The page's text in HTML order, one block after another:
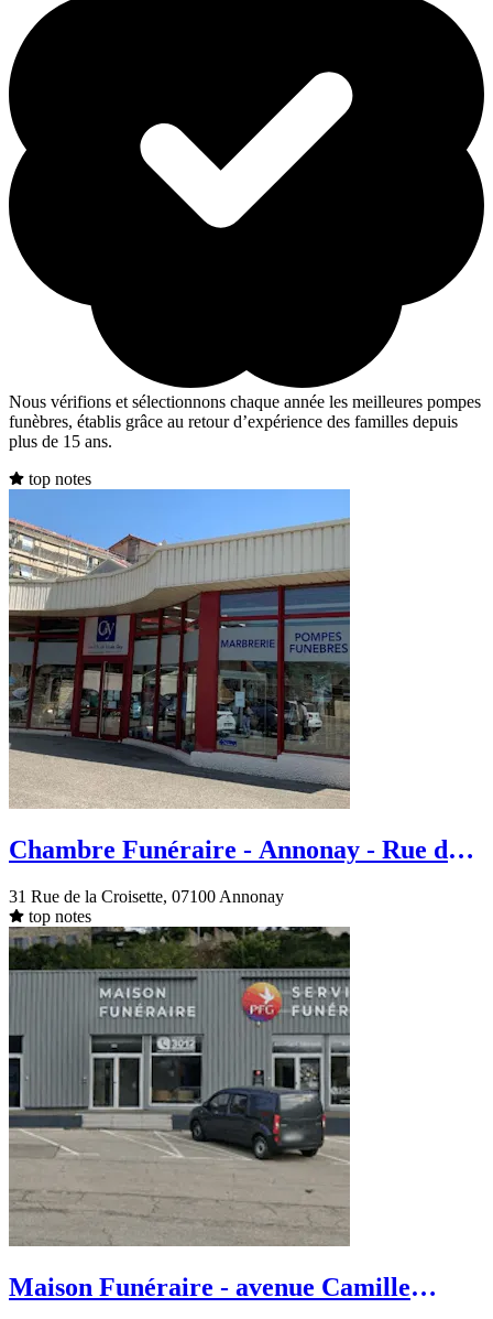
Nous vérifions et sélectionnons chaque année les meilleures pompes
funèbres, établis grâce au retour d’expérience des familles depuis
plus de 15 ans.
top notes
Chambre Funéraire - Annonay - Rue de
31 Rue de la Croisette, 07100 Annonay
top notes
Maison Funéraire - avenue Camille